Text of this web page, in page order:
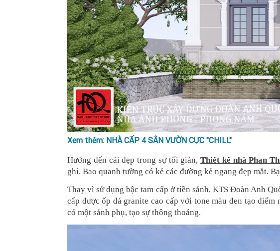
Xem thêm: NHÀ CẤP 4 SÂN VƯỜN CỰC "CHILL"
Hướng đến cái đẹp trong sự tối giản, Thiết kế nhà Phan
ghi. Bao quanh tường có kẻ các đường kẻ ngang đẹp mắt.
Thay vì sử dụng bậc tam cấp ở tiền sảnh, KTS Đoàn Anh
cấp được ốp đá granite cao cấp với tone màu đen tạo
có một sảnh phụ, tạo sự thông thoáng.